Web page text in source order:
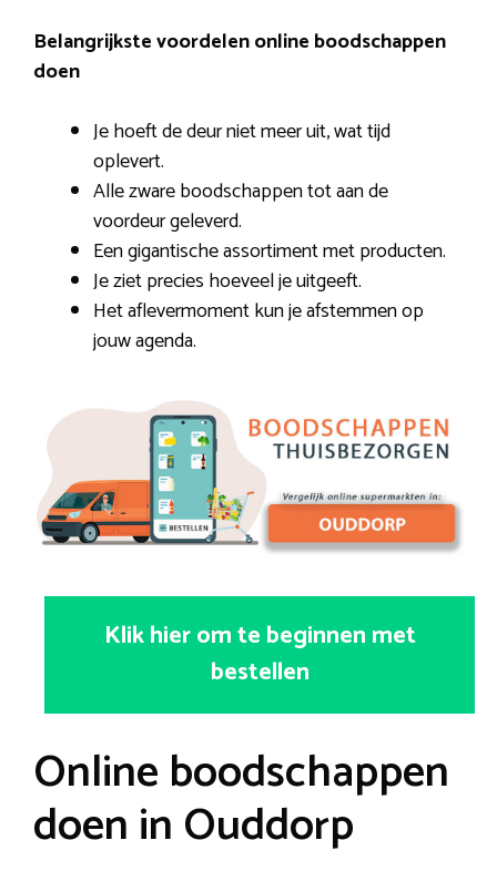
Belangrijkste voordelen online boodschappen
doen
Je hoeft de deur niet meer uit, wat tijd
oplevert.
Alle zware boodschappen tot aan de
voordeur geleverd.
Een gigantische assortiment met producten.
Je ziet precies hoeveel je uitgeeft.
Het aflevermoment kun je afstemmen op
jouw agenda.
Klik hier om te beginnen met
bestellen
Online boodschappen
doen in Ouddorp